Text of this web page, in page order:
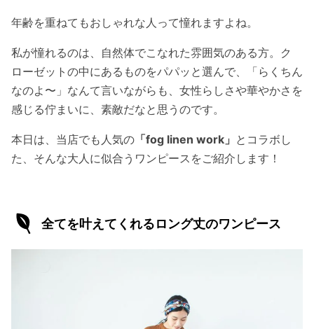
年齢を重ねてもおしゃれな人って憧れますよね。
私が憧れるのは、自然体でこなれた雰囲気のある方。ク
ローゼットの中にあるものをパパッと選んで、「らくちん
なのよ〜」なんて言いながらも、女性らしさや華やかさを
感じる佇まいに、素敵だなと思うのです。
本日は、当店でも人気の 「fog linen work」 とコラボし
た、そんな大人に似合うワンピースをご紹介します！
全てを叶えてくれるロング丈のワンピース